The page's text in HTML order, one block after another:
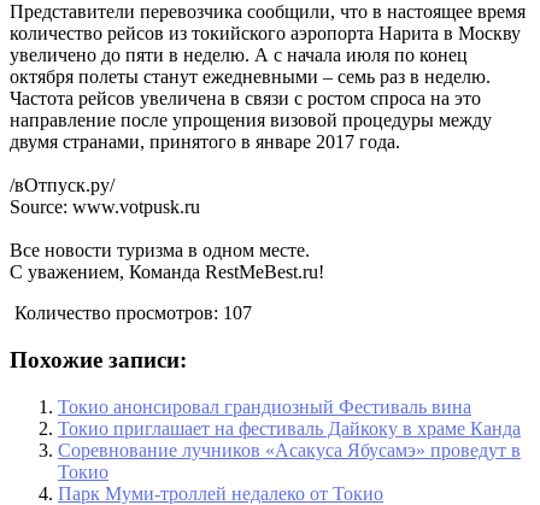
Представители перевозчика сообщили, что в настоящее время
количество рейсов из токийского аэропорта Нарита в Москву
увеличено до пяти в неделю. А с начала июля по конец
октября полеты станут ежедневными – семь раз в неделю.
Частота рейсов увеличена в связи с ростом спроса на это
направление после упрощения визовой процедуры между
двумя странами, принятого в январе 2017 года.
/вОтпуск.ру/
Source: www.votpusk.ru
Все новости туризма в одном месте.
С уважением, Команда RestMeBest.ru!
Количество просмотров: 107
Похожие записи:
Токио анонсировал грандиозный Фестиваль вина
Токио приглашает на фестиваль Дайкоку в храме Канда
Соревнование лучников «Асакуса Ябусамэ» проведут в
Токио
Парк Муми-троллей недалеко от Токио